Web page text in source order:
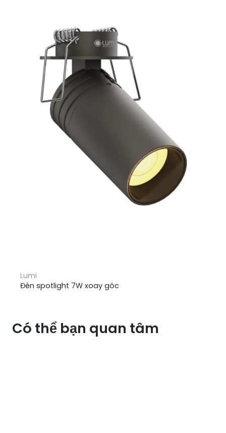
Lumi
Đèn spotlight 7W xoay góc
Có thể bạn quan tâm